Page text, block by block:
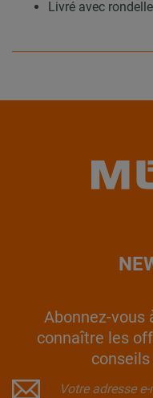
Livré avec
Abonnez-vous
connaître les